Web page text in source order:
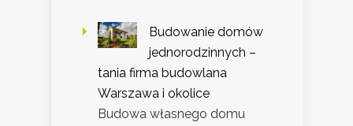
Budowanie domów
jednorodzinnych –
tania firma budowlana
Warszawa i okolice
Budowa własnego domu